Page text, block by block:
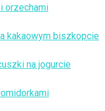
orzechami
kakaowym biszkopcie
na jogurcie